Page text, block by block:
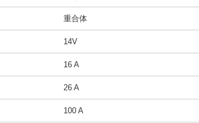
重合体
14V
16 A
26 A
100 A